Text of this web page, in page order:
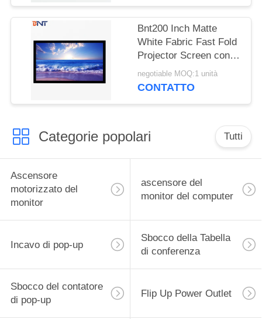
Bnt200 Inch Matte
White Fabric Fast Fold
Projector Screen con
telaio pieghevole
quadrato in alluminio
negotiable MOQ:1 unità
CONTATTO
Categorie popolari Tutti
Ascensore
motorizzato del
monitor
ascensore del
monitor del computer
Incavo di pop-up
Sbocco della Tabella
di conferenza
Sbocco del contatore
di pop-up
Flip Up Power Outlet